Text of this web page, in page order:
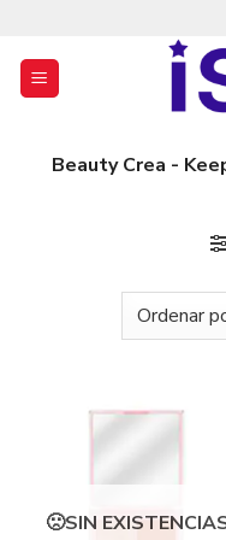
contenido
Beauty Crea -
SIN